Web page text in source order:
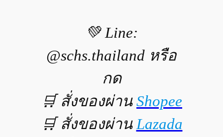
💚 Line:
@schs.thailand หรือ
กด
🛒 สั่งของผ่าน Shopee
🛒 สั่งของผ่าน Lazada